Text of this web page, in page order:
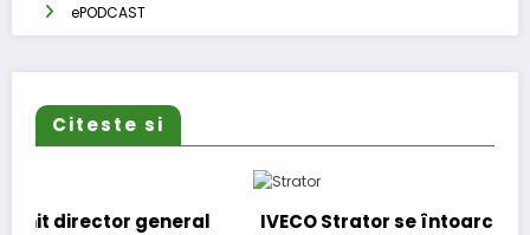
ePODCAST
Citeste si
IVECO Strator se întoarce